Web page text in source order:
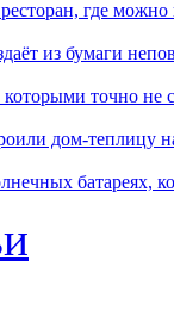
где можно
из бумаги
которыми точно не
дом-теплицу на
батареях,